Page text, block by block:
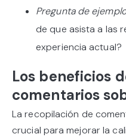
Pregunta de
de que asista a las
experiencia actual?
Los beneficios
comentarios
La recopilación de
crucial para mejorar la